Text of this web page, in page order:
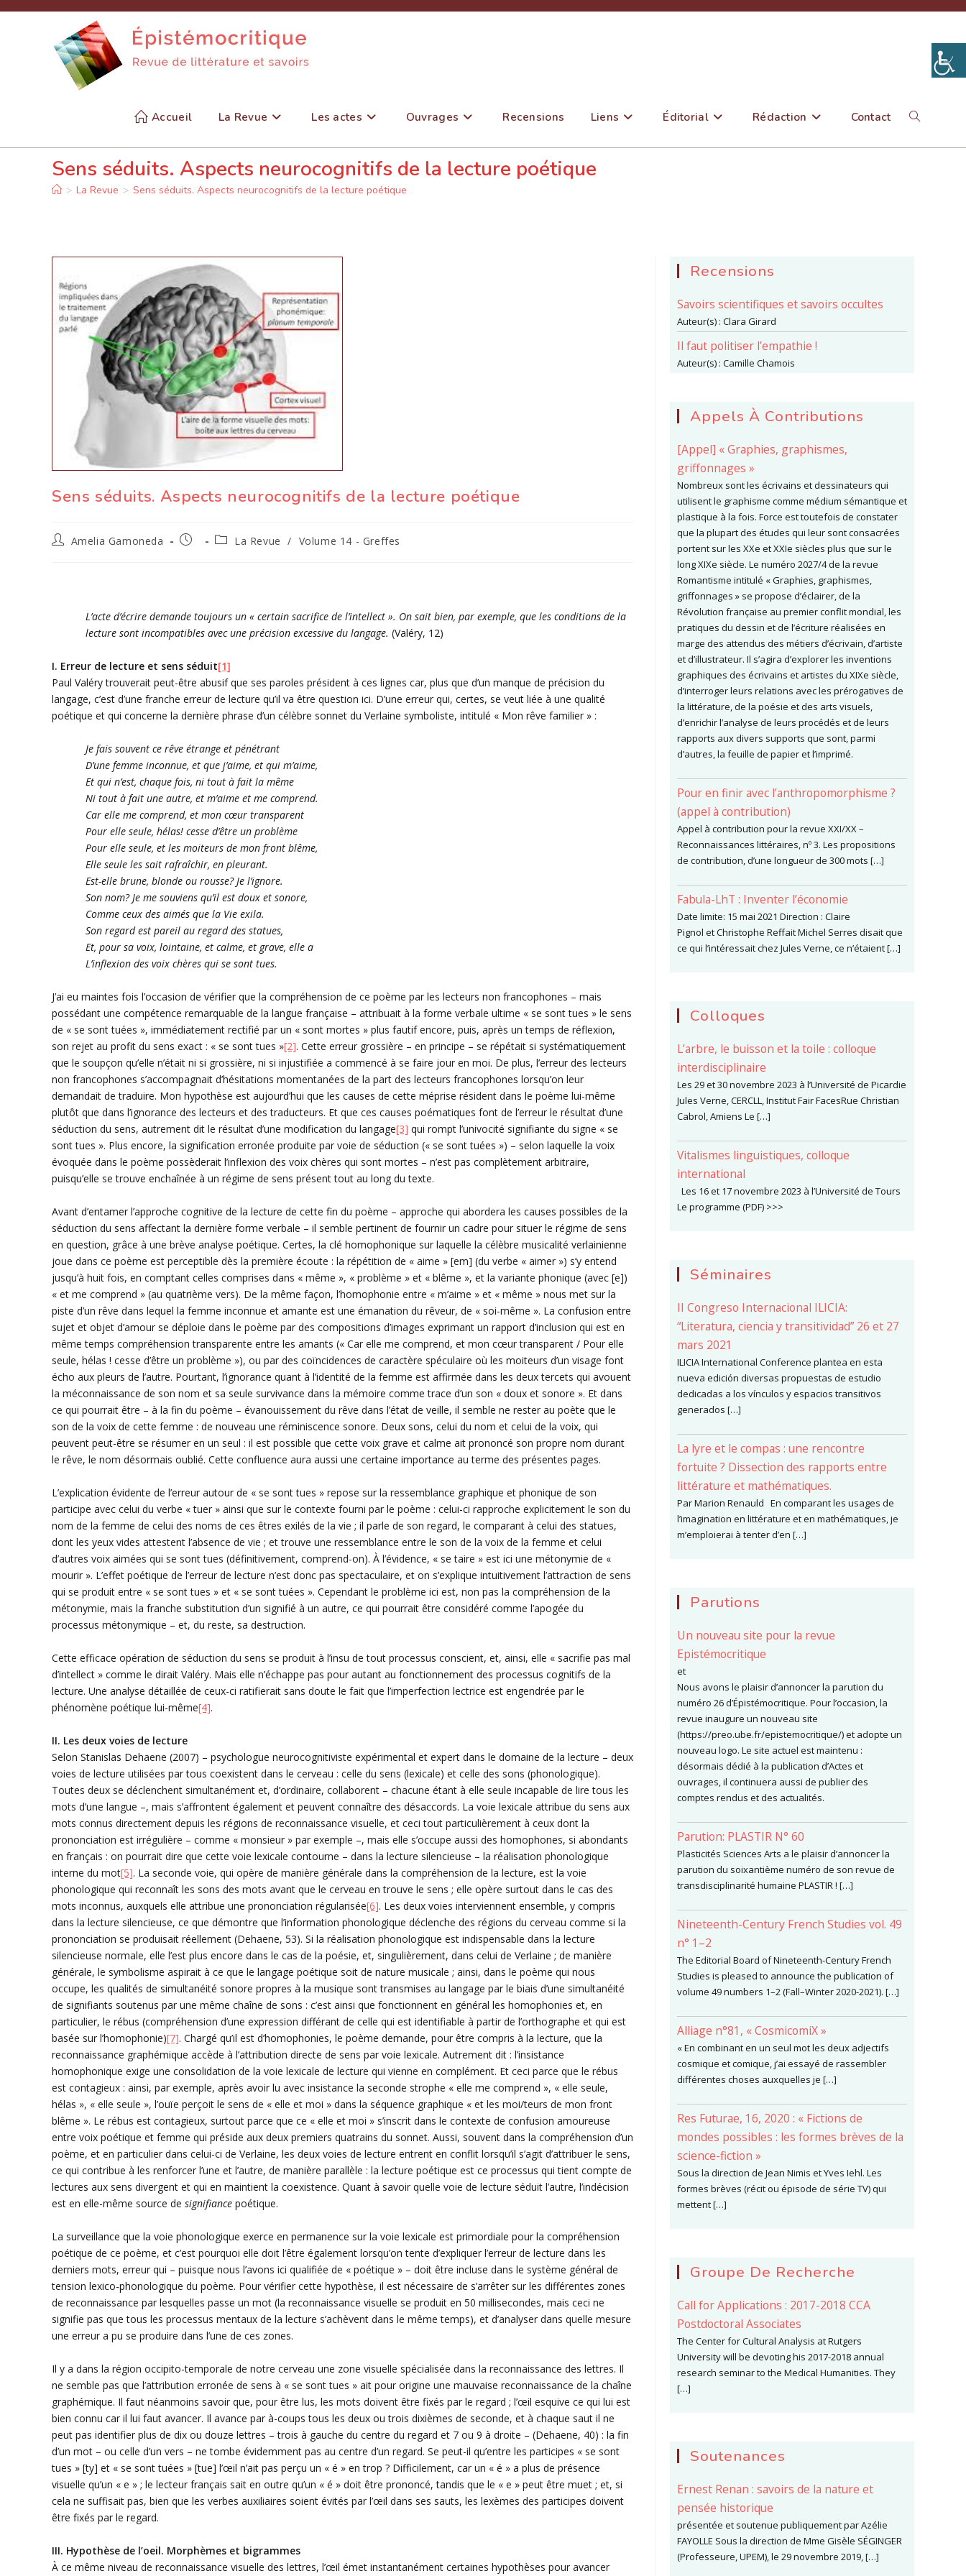
Accueil La Revue Les actes Ouvrages Recensions Liens Éditorial Rédaction Contact Toggle
Sens séduits. Aspects neurocognitifs de la lecture poétique
> La Revue > Sens séduits. Aspects neurocognitifs de la lecture poétique
Sens séduits. Aspects neurocognitifs de la lecture poétique
Auteur/autrice
Amelia Gamoneda
Publication
PostLa Revue / Volume 14 - Greffes
L’acte d’écrire demande toujours un « certain sacrifice de l’intellect ». On sait bien, par exemple, que les conditions de la
lecture sont incompatibles avec une précision excessive du langage.(Valéry, 12)
I. Erreur de lecture et sens séduit[1]
Paul Valérytrouverait peut-être abusif que ses paroles président à ces lignes car, plus que d’un manque de précision du
langage, c’est d’une franche erreur de lecture qu’il va être question ici. D’une erreur qui, certes, se veut liée à une qualité
poétique et qui concerne la dernière phrase d’un célèbre sonnet du Verlaine symboliste, intitulé « Mon rêve familier » :
Je fais souvent ce rêve étrange et pénétrant
D’une femme inconnue, et que j’aime, et qui m’aime,
Et qui n’est, chaque fois, ni tout à fait la même
Ni tout à fait une autre, et m’aime et me comprend.
Car elle me comprend, et moncœur transparent
Pour elle seule, hélas! cesse d’être un problème
Pour elle seule, et les moiteurs de mon front blême,
Elle seule les sait rafraîchir, en pleurant.
Est-elle brune, blonde ou rousse? Je l’ignore.
Son nom? Je me souviens qu’il est doux et sonore,
Comme ceux des aimés que la Vie exila.
Son regard est pareil au regard des statues,
Et, pour sa voix, lointaine, et calme, et grave, elle a
L’inflexion des voix chères qui se sont tues.
J’ai eu maintes fois l’occasion de vérifier que la compréhension de ce poème par les lecteurs non francophones – mais
possédant une compétence remarquable de la langue française – attribuait à la forme verbale ultime « se sont tues » le sens
de « se sont tuées », immédiatement rectifié par un « sont mortes » plus fautif encore, puis, après un temps de réflexion,
son rejet au profit du sens exact : « se sont tues »[2]. Cette erreur grossière – en principe – se répétait si systématiquement
que le soupçon qu’elle n’était ni si grossière, ni si injustifiée a commencé à se faire jour en moi. De plus, l’erreur des lecteurs
non francophones s’accompagnait d’hésitations momentanées de la part des lecteurs francophones lorsqu’on leur
demandait de traduire. Mon hypothèse est aujourd’hui que les causes de cette méprise résident dans le poème lui-même
plutôt que dans l’ignorance des lecteurs et des traducteurs. Et que ces causes poématiques font de l’erreur le résultat d’une
séduction du sens, autrement dit le résultat d’une modification du langage[3] qui rompt l’univocité signifiante du signe « se
sont tues ». Plus encore, la signification erronée produite par voie de séduction (« se sont tuées ») – selon laquelle la voix
évoquée dans le poème possèderait l’inflexion des voix chères qui sont mortes – n’est pas complètement arbitraire,
puisqu’elle se trouve enchaînée à un régime de sens présent tout au long du texte.
Avant d’entamer l’approche cognitive de la lecture de cette fin du poème – approche qui abordera les causes possibles de la
séduction du sens affectant la dernière forme verbale – il semble pertinent de fournir un cadre pour situer le régime de sens
en question, grâce à une brève analyse poétique. Certes, la clé homophonique sur laquelle la célèbre musicalité verlainienne
joue dans ce poème est perceptible dès la première écoute : la répétition de « aime » [em] (du verbe « aimer ») s’y entend
jusqu’à huit fois, en comptant celles comprises dans « même », « problème » et « blême », et la variante phonique (avec [e])
« et me comprend » (au quatrième vers). De la même façon, l’homophonie entre « m’aime » et « même » nous met sur la
piste d’un rêve dans lequel la femme inconnue et amante est une émanation du rêveur, de « soi-même ». La confusion entre
sujet et objet d’amour se déploie dans le poème par des compositions d’images exprimant un rapport d’inclusion qui est en
même temps compréhension transparente entre les amants (« Car elle me comprend, et mon cœurtransparent / Pour elle
seule, hélas ! cesse d’être un problème »), ou par des coïncidences de caractère spéculaire où les moiteurs d’un visage font
écho aux pleurs de l’autre. Pourtant, l’ignorance quant à l’identité de la femme est affirmée dans les deux tercets qui avouent
la méconnaissance de son nom et sa seule survivance dans la mémoire comme trace d’un son « doux et sonore ». Et dans
ce qui pourrait être – à la fin du poème – évanouissement du rêve dans l’état de veille, il semble ne rester au poète que le
son de la voix de cette femme : de nouveau une réminiscence sonore. Deux sons, celui du nom et celui de la voix, qui
peuvent peut-être se résumer en un seul : il est possible que cette voix grave et calme ait prononcé son propre nom durant
le rêve, le nom désormais oublié. Cette confluence aura aussi une certaine importance au terme des présentes pages.
L’explication évidente de l’erreur autour de « se sont tues » repose sur la ressemblance graphique et phonique de son
participe avec celui du verbe « tuer » ainsi que sur le contexte fourni par le poème : celui-ci rapproche explicitement le son du
nom de la femme de celui des noms de ces êtres exilés de la vie ; il parle de son regard, le comparant à celui des statues,
dont les yeux vides attestent l’absence de vie ; et trouve une ressemblance entre le son de la voix de la femme et celui
d’autres voix aimées qui se sont tues (définitivement, comprend-on). À l’évidence, « se taire » est ici une métonymie de «
mourir ». L’effet poétique de l’erreur de lecture n’est donc pas spectaculaire, et on s’explique intuitivement l’attraction de sens
qui se produit entre « se sont tues » et « se sont tuées ». Cependant le problème ici est, non pas la compréhension de la
métonymie, mais la franche substitution d’un signifié à un autre, ce qui pourrait être considéré comme l’apogée du
processus métonymique – et, du reste, sa destruction.
Cette efficace opération de séduction du sens se produit à l’insu de tout processus conscient, et, ainsi, elle « sacrifie pas mal
d’intellect » comme le dirait Valéry. Mais elle n’échappe pas pour autant au fonctionnement des processus cognitifs de la
lecture. Une analyse détaillée de ceux-ci ratifierait sans doute le fait que l’imperfection lectrice est engendrée par le
phénomène poétique lui-même[4].
II. Les deux voies de lecture
Selon Stanislas Dehaene (2007) – psychologue neurocognitiviste expérimental et expert dans le domaine de la lecture – deux
voies de lecture utilisées par tous coexistent dans le cerveau : celle du sens (lexicale) et celle des sons (phonologique).
Toutes deux se déclenchent simultanément et, d’ordinaire, collaborent – chacune étant à elle seule incapable de lire tous les
mots d’une langue –, mais s’affrontent également et peuvent connaître des désaccords. La voie lexicale attribue du sens aux
mots connus directement depuis les régions de reconnaissance visuelle, et ceci tout particulièrement à ceux dont la
prononciation est irrégulière – comme « monsieur » par exemple –, mais elle s’occupe aussi des homophones, si abondants
en français : on pourrait dire que cette voie lexicale contourne – dans la lecture silencieuse – la réalisation phonologique
interne du mot[5]. La seconde voie, qui opère de manière générale dans la compréhension de la lecture, est la voie
phonologique qui reconnaît les sons des mots avant que le cerveau en trouve le sens ; elle opère surtout dans le cas des
mots inconnus, auxquels elle attribue une prononciation régularisée[6]. Les deux voies interviennent ensemble, y compris
dans la lecture silencieuse, ce que démontre que l’information phonologique déclenche des régions du cerveau comme si la
prononciation se produisait réellement (Dehaene, 53). Si la réalisation phonologique est indispensable dans la lecture
silencieuse normale, elle l’est plus encore dans le cas de la poésie, et, singulièrement, dans celui de Verlaine ; de manière
générale, le symbolisme aspirait à ce que le langage poétique soit de nature musicale ; ainsi, dans le poème qui nous
occupe, les qualités de simultanéité sonore propres à la musique sont transmises au langage par le biais d’une simultanéité
de signifiants soutenus par une même chaîne de sons : c’est ainsi que fonctionnent en général les homophonies et, en
particulier, le rébus (compréhension d’une expression différant de celle qui est identifiable à partir de l’orthographe et qui est
basée sur l’homophonie)[7]. Chargé qu’il est d’homophonies, le poème demande, pour être compris à la lecture, que la
reconnaissance graphémique accède à l’attribution directe de sens par voie lexicale. Autrement dit : l’insistance
homophonique exige une consolidation de la voie lexicale de lecture qui vienne en complément. Et ceci parce que le rébus
est contagieux : ainsi, par exemple, après avoir lu avec insistance la seconde strophe « elle me comprend », « elle seule,
hélas », « elle seule », l’ouïe perçoit le sens de « elle et moi » dans la séquence graphique « et les moi/teurs de mon front
blême ». Le rébus est contagieux, surtout parce que ce « elle et moi » s’inscrit dans le contexte de confusion amoureuse
entre voix poétique et femme qui préside aux deux premiers quatrains du sonnet. Aussi, souvent dans la compréhension d’un
poème, et en particulier dans celui-ci de Verlaine, les deux voies de lecture entrent en conflit lorsqu’il s’agit d’attribuer le sens,
ce qui contribue à les renforcer l’une et l’autre, de manière parallèle : la lecture poétique est ce processus qui tient compte de
lectures aux sens divergent et qui en maintient la coexistence. Quant à savoir quelle voie de lecture séduit l’autre, l’indécision
est en elle-même source de signifiance poétique.
La surveillance que la voie phonologique exerce en permanence sur la voie lexicale est primordiale pour la compréhension
poétique de ce poème, et c’est pourquoi elle doit l’être également lorsqu’on tente d’expliquer l’erreur de lecture dans les
derniers mots, erreur qui – puisque nous l’avons ici qualifiée de « poétique » – doit être incluse dans le système général de
tension lexico-phonologique du poème. Pour vérifier cette hypothèse, il est nécessaire de s’arrêter sur les différentes zones
de reconnaissance par lesquelles passe un mot (la reconnaissance visuelle se produit en 50 millisecondes, mais ceci ne
signifie pas que tous les processus mentaux de la lecture s’achèvent dans le même temps), et d’analyser dans quelle mesure
une erreur a pu se produire dans l’une de ces zones.
Il y a dans la région occipito-temporale de notre cerveau une zone visuelle spécialisée dans la reconnaissance des lettres. Il
ne semble pas que l’attribution erronée de sens à « se sont tues » ait pour origine une mauvaise reconnaissance de la chaîne
graphémique. Il faut néanmoins savoir que, pour être lus, les mots doivent être fixés par le regard ; l’œil esquive ce qui lui est
bien connu car il lui faut avancer. Il avance par à-coups tous les deux ou trois dixièmes de seconde, et à chaque saut il ne
peut pas identifier plus de dix ou douze lettres – trois à gauche du centre du regard et 7 ou 9 à droite – (Dehaene, 40) : la fin
d’un mot – ou celle d’un vers – ne tombe évidemment pas au centre d’un regard. Se peut-il qu’entre les participes « se sont
tues » [ty] et « se sont tuées » [tue] l’œil n’ait pas perçu un « é » en trop ? Difficilement, car un « é » a plus de présence
visuelle qu’un « e » ; le lecteur français sait en outre qu’un « é » doit être prononcé, tandis que le « e » peut être muet ; et, si
cela ne suffisait pas, bien que les verbes auxiliaires soient évités par l’œil dans ses sauts, les lexèmes des participes doivent
être fixés par le regard.
III. Hypothèse de l’oeil. Morphèmes et bigrammes
À ce même niveau de reconnaissance visuelle des lettres, l’œil émet instantanément certaines hypothèses pour avancer
Recensions
Savoirs scientifiques et savoirs occultes
Auteur(s) : Clara Girard
Il faut politiser l’empathie !
Auteur(s) : Camille Chamois
Appels À Contributions
[Appel] « Graphies, graphismes,
griffonnages »
Nombreux sont les écrivains et dessinateurs qui
utilisent le graphisme comme médium sémantique et
plastique à la fois. Force est toutefois de constater
que la plupart des études qui leur sont consacrées
portent sur les XXe et XXIe siècles plus que sur le
long XIXe siècle. Le numéro 2027/4 de la revue
Romantisme intitulé « Graphies, graphismes,
griffonnages » se propose d’éclairer, de la
Révolution française au premier conflit mondial, les
pratiques du dessin et de l’écriture réalisées en
marge des attendus des métiers d’écrivain, d’artiste
et d’illustrateur. Il s’agira d’explorer les inventions
graphiques des écrivains et artistes du XIXe siècle,
d’interroger leurs relations avec les prérogatives de
la littérature, de la poésie et des arts visuels,
d’enrichir l’analyse de leurs procédés et de leurs
rapports aux divers supports que sont, parmi
d’autres, la feuille de papier et l’imprimé.
Pour en finir avec l’anthropomorphisme ?
(appel à contribution)
Appel à contribution pour la revue XXI/XX –
Reconnaissances littéraires, nº 3. Les propositions
de contribution, d’une longueur de 300 mots […]
Fabula-LhT : Inventer l’économie
Date limite: 15 mai 2021 Direction : Claire
Pignol et Christophe Reffait Michel Serres disait que
ce qui l’intéressait chez Jules Verne, ce n’étaient […]
Colloques
L’arbre, le buisson et la toile : colloque
interdisciplinaire
Les 29 et 30 novembre 2023 à l’Université de Picardie
Jules Verne, CERCLL, Institut Fair FacesRue Christian
Cabrol, Amiens Le […]
Vitalismes linguistiques, colloque
international
Les 16 et 17 novembre 2023 à l’Université de Tours
Le programme (PDF) >>>
Séminaires
II Congreso Internacional ILICIA:
“Literatura, ciencia y transitividad” 26 et 27
mars 2021
ILICIA International Conference plantea en esta
nueva edición diversas propuestas de estudio
dedicadas a los vínculos y espacios transitivos
generados […]
La lyre et le compas : une rencontre
fortuite ? Dissection des rapports entre
littérature et mathématiques.
Par Marion Renauld En comparant les usages de
l’imagination en littérature et en mathématiques, je
m’emploierai à tenter d’en […]
Parutions
Un nouveau site pour la revue
Epistémocritique
et
Nous avons le plaisir d’annoncer la parution du
numéro 26 d’Épistémocritique. Pour l’occasion, la
revue inaugure un nouveau site
(https://preo.ube.fr/epistemocritique/) et adopte un
nouveau logo. Le site actuel est maintenu :
désormais dédié à la publication d’Actes et
ouvrages, il continuera aussi de publier des
comptes rendus et des actualités.
Parution: PLASTIR N° 60
Plasticités Sciences Arts a le plaisir d’annoncer la
parution du soixantième numéro de son revue de
transdisciplinarité humaine PLASTIR ! […]
Nineteenth-Century French Studies vol. 49
n° 1–2
The Editorial Board of Nineteenth-Century French
Studies is pleased to announce the publication of
volume 49 numbers 1–2 (Fall–Winter 2020-2021). […]
Alliage n°81, « CosmicomiX »
« En combinant en un seul mot les deux adjectifs
cosmique et comique, j’ai essayé de rassembler
différentes choses auxquelles je […]
Res Futurae, 16, 2020 : « Fictions de
mondes possibles : les formes brèves de la
science-fiction »
Sous la direction de Jean Nimis et Yves Iehl. Les
formes brèves (récit ou épisode de série TV) qui
mettent […]
Groupe De Recherche
Call for Applications : 2017-2018 CCA
Postdoctoral Associates
The Center for Cultural Analysis at Rutgers
University will be devoting his 2017-2018 annual
research seminar to the Medical Humanities. They
[…]
Soutenances
Ernest Renan : savoirs de la nature et
pensée historique
présentée et soutenue publiquement par Azélie
FAYOLLE Sous la direction de Mme Gisèle SÉGINGER
(Professeure, UPEM), le 29 novembre 2019, […]